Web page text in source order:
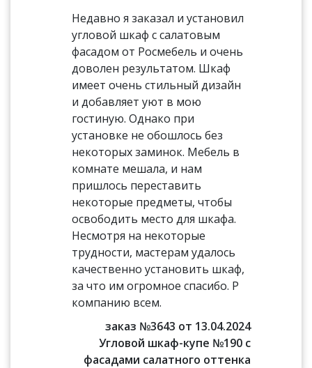
Недавно я заказал и установил
угловой шкаф с салатовым
фасадом от Росмебель и очень
доволен результатом. Шкаф
имеет очень стильный дизайн
и добавляет уют в мою
гостиную. Однако при
установке не обошлось без
некоторых заминок. Мебель в
комнате мешала, и нам
пришлось переставить
некоторые предметы, чтобы
освободить место для шкафа.
Несмотря на некоторые
трудности, мастерам удалось
качественно установить шкаф,
за что им огромное спасибо. Р
компанию всем.
заказ №3643 от 13.04.2024
Угловой шкаф-купе №190 с
фасадами салатного оттенка